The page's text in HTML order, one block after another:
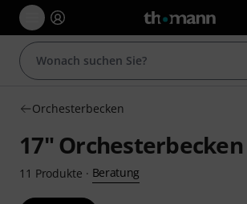
Orchesterbecken
17" Orchesterbecken
11 Produkte · Beratung